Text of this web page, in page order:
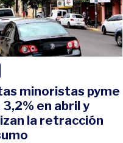
minoristas pyme
en abril y
la retracción